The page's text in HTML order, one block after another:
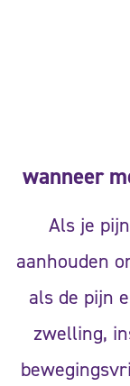
wanneer
Als je
aanhouden
als de pijn
zwelling,